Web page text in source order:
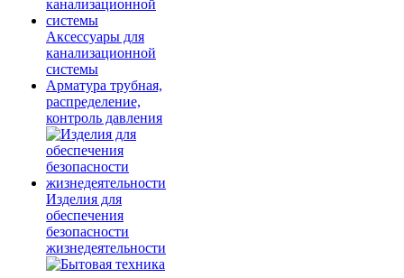
Аксессуары для
канализационной
системы
Арматура трубная,
распределение,
контроль давления
Изделия для
обеспечения
безопасности
жизнедеятельности